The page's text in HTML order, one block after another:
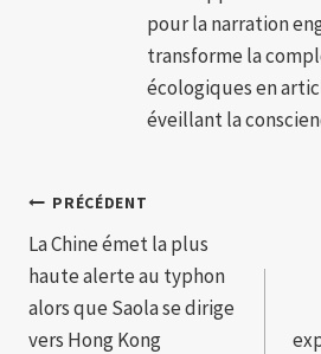
pour la narration
transforme la
écologiques en
éveillant la
Navigation
de
l’article
PRÉCÉDENT
La Chine émet la plus
haute alerte au typhon
alors que Saola se dirige
vers Hong Kong